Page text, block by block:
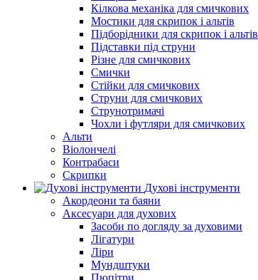
Кілкова механіка для смичкових
Мостики для скрипок і альтів
Підборiдники для скрипок і альтів
Підставки під струни
Різне для смичкових
Смички
Стійки для смичкових
Струни для смичкових
Струнотримачі
Чохли і футляри для смичкових
Альти
Віолончелі
Контрабаси
Скрипки
Духові інструменти
Акордеони та баяни
Аксесуари для духових
Засоби по догляду за духовими
Лігатури
Ліри
Мундштуки
Пюпітри